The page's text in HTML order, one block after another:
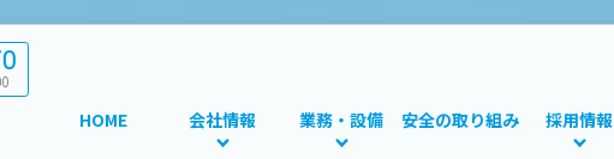
HOME 会社情報 業務・設備 安全の取り組み 採用情報